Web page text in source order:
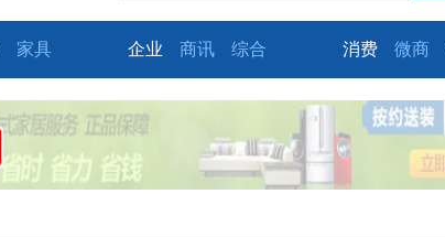
家具 企业 商讯 综合 消费 微商